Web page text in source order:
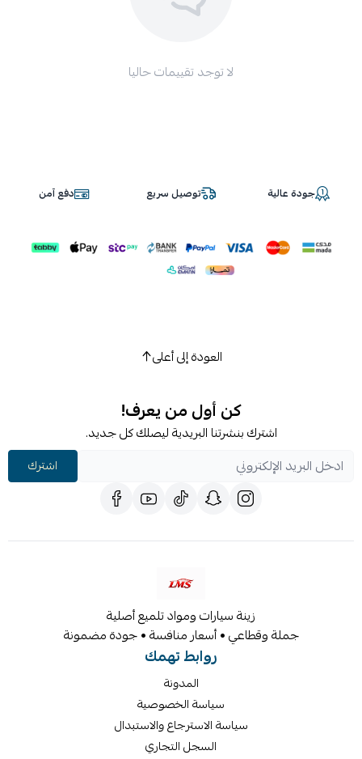
لا توجد تقييمات حاليا
جودة عالية توصيل سريع دفع آمن
العودة إلى أعلى
كن أول من يعرف!
اشترك بنشرتنا البريدية ليصلك كل جديد.
اشترك
زينة سيارات ومواد تلميع أصلية
جملة وقطاعي • أسعار منافسة • جودة مضمونة
روابط تهمك
المدونة
سياسة الخصوصية
سياسة الاسترجاع والاستبدال
السجل التجاري